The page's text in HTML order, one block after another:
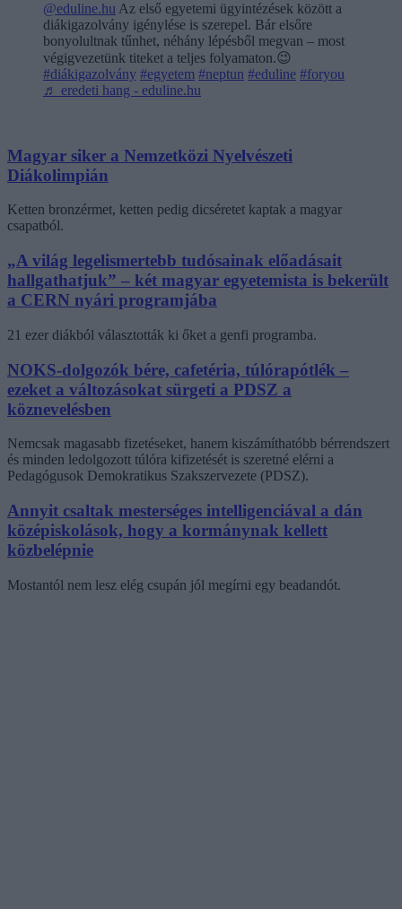
@eduline.hu Az első egyetemi ügyintézések között a
diákigazolvány igénylése is szerepel. Bár elsőre
bonyolultnak tűnhet, néhány lépésből megvan – most
végigvezetünk titeket a teljes folyamaton.😉
#diákigazolvány #egyetem #neptun #eduline #foryou
♬ eredeti hang - eduline.hu
Magyar siker a Nemzetközi Nyelvészeti
Diákolimpián
Ketten bronzérmet, ketten pedig dicséretet kaptak a magyar
csapatból.
„A világ legelismertebb tudósainak előadásait
hallgathatjuk” – két magyar egyetemista is bekerült
a CERN nyári programjába
21 ezer diákból választották ki őket a genfi programba.
NOKS-dolgozók bére, cafetéria, túlórapótlék –
ezeket a változásokat sürgeti a PDSZ a
köznevelésben
Nemcsak magasabb fizetéseket, hanem kiszámíthatóbb bérrendszert
és minden ledolgozott túlóra kifizetését is szeretné elérni a
Pedagógusok Demokratikus Szakszervezete (PDSZ).
Annyit csaltak mesterséges intelligenciával a dán
középiskolások, hogy a kormánynak kellett
közbelépnie
Mostantól nem lesz elég csupán jól megírni egy beadandót.